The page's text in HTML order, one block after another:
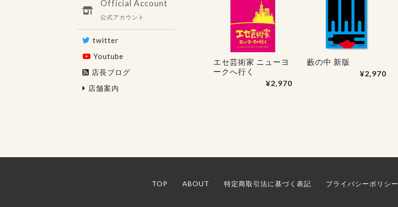
Official Account
公式アカウント
twitter
Youtube
店長ブログ
店舗案内
エセ芸術家 ニューヨ
ークへ行く
¥2,970
藪の中 新版
¥2,970
TOP ABOUT 特定商取引法に基づく表記 プライバシーポリシー